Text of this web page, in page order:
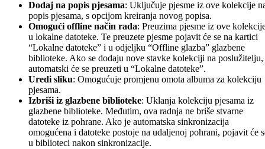
Dodaj na popis pjesama: Uključuje pjesme iz ove kolekcije
popis pjesama, s opcijom kreiranja novog popisa.
Omogući offline način rada: Preuzima pjesme iz ove
u lokalne datoteke. Te preuzete pjesme pojavit će se na kartici
“Lokalne datoteke” i u odjeljku “Offline glazba” glazbene
biblioteke. Ako se dodaju nove stavke kolekciji na poslužitelju,
automatski će se preuzeti u “Lokalne datoteke”.
Uredi sliku: Omogućuje promjenu omota albuma za kolekciju
pjesama.
Izbriši iz glazbene biblioteke: Uklanja kolekciju pjesama iz
glazbene biblioteke. Međutim, ova radnja ne briše stvarne
datoteke iz pohrane. Ako je automatska sinkronizacija
omogućena i datoteke postoje na udaljenoj pohrani, pojavit će
u biblioteci nakon sinkronizacije.